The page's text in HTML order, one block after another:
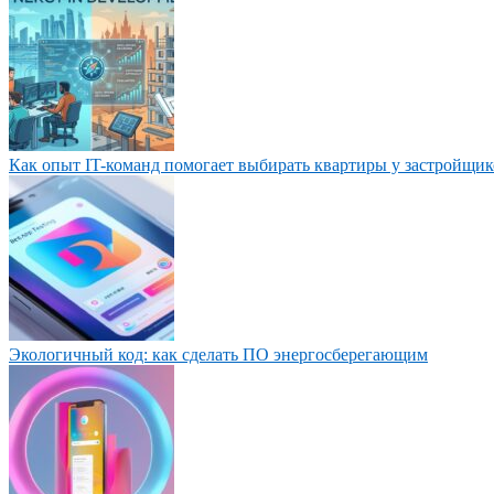
Как опыт IT-команд помогает выбирать квартиры у
Экологичный код: как сделать ПО энергосберегающим